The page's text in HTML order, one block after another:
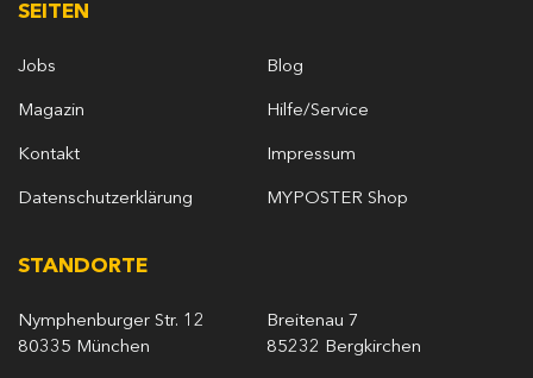
SEITEN
Jobs Blog
Magazin Hilfe/Service
Kontakt Impressum
Datenschutzerklärung MYPOSTER Shop
STANDORTE
Nymphenburger Str. 12
80335 München
Breitenau 7
85232 Bergkirchen